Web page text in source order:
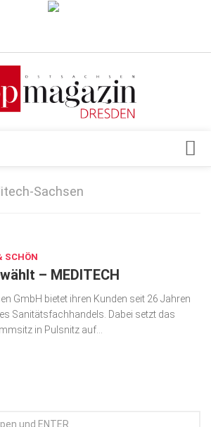
Dresden / Ostsachsen
Sachsen
SCHÖN
– MEDITECH
GmbH bietet ihren Kunden seit 26 Jahren
Sanitätsfachhandels. Dabei setzt das
in Pulsnitz auf...